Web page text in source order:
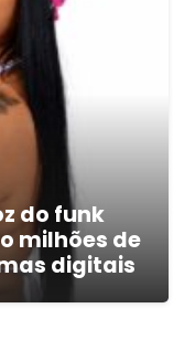
do funk
milhões de
digitais